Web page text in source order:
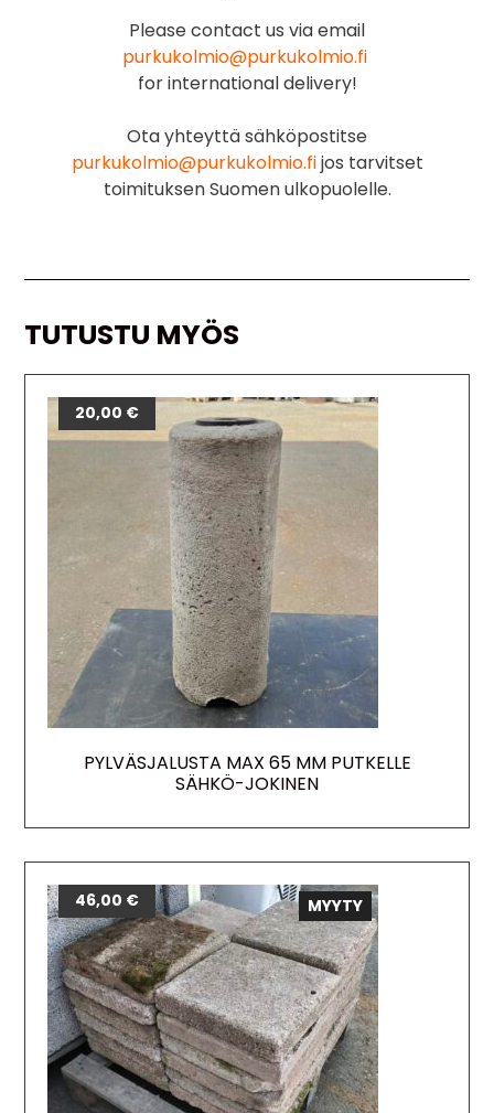
Please contact us via email
purkukolmio@purkukolmio.fi
for international delivery!
Ota yhteyttä sähköpostitse
purkukolmio@purkukolmio.fijos tarvitset
toimituksen Suomen ulkopuolelle.
TUTUSTU MYÖS
PYLVÄSJALUSTA MAX 65 MM PUTKELLE
SÄHKÖ-JOKINEN
20,00 €
MYYTY
46,00 €